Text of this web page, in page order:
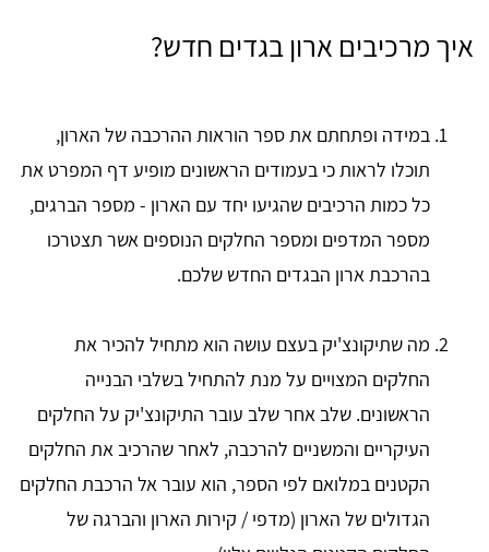
איך מרכיבים ארון בגדים חדש?
במידה ופתחתם את ספר הוראות ההרכבה של הארון,
תוכלו לראות כי בעמודים הראשונים מופיע דף המפרט את
כל כמות הרכיבים שהגיעו יחד עם הארון - מספר הברגים,
מספר המדפים ומספר החלקים הנוספים אשר תצטרכו
בהרכבת ארון הבגדים החדש שלכם.
מה שתיקונצ'יק בעצם עושה הוא מתחיל להכיר את
החלקים המצויים על מנת להתחיל בשלבי הבנייה
הראשונים. שלב אחר שלב עובר התיקונצ'יק על החלקים
העיקריים והמשניים להרכבה, לאחר שהרכיב את החלקים
הקטנים במלואם לפי הספר, הוא עובר אל הרכבת החלקים
הגדולים של הארון (מדפי / קירות הארון והברגה של